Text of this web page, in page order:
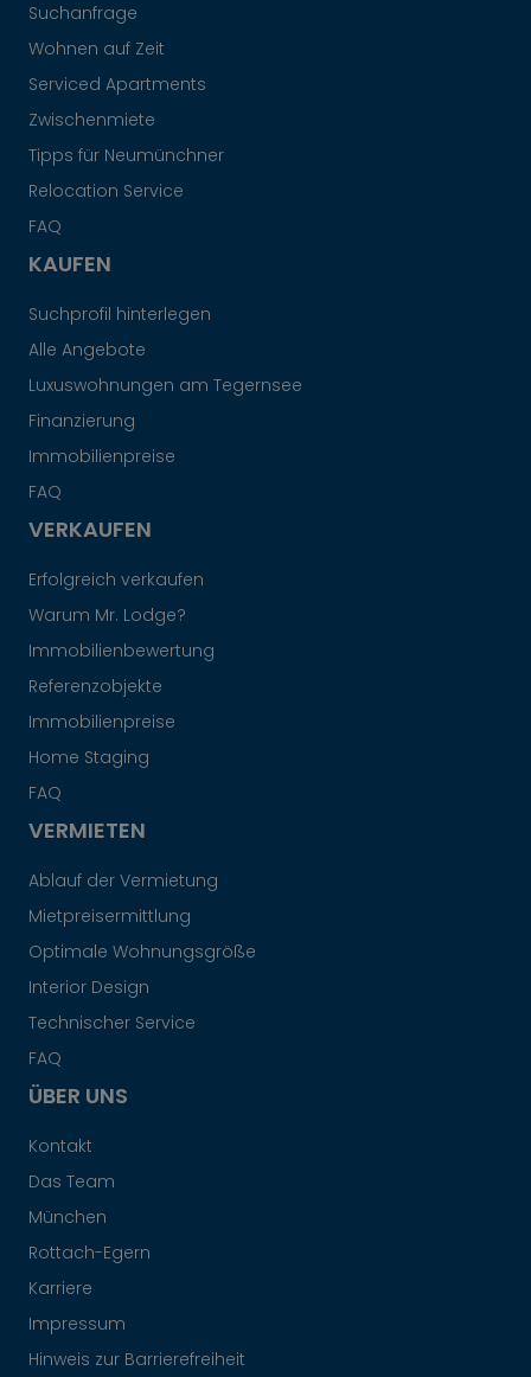
Suchanfrage
Wohnen auf Zeit
Serviced Apartments
Zwischenmiete
Tipps für Neumünchner
Relocation Service
FAQ
KAUFEN
Suchprofil hinterlegen
Alle Angebote
Luxuswohnungen am Tegernsee
Finanzierung
Immobilienpreise
FAQ
VERKAUFEN
Erfolgreich verkaufen
Warum Mr. Lodge?
Immobilienbewertung
Referenzobjekte
Immobilienpreise
Home Staging
FAQ
VERMIETEN
Ablauf der Vermietung
Mietpreisermittlung
Optimale Wohnungsgröße
Interior Design
Technischer Service
FAQ
ÜBER UNS
Kontakt
Das Team
München
Rottach-Egern
Karriere
Impressum
Hinweis zur Barrierefreiheit